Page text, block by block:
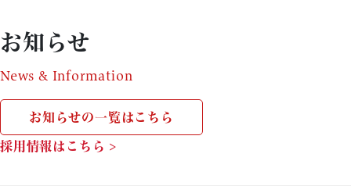
お知らせ
News & Information
お知らせの一覧はこちら
採用情報はこちら >